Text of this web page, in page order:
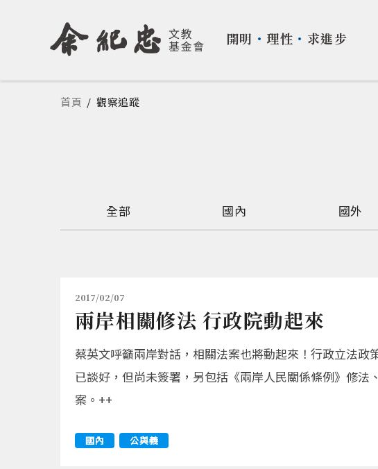
開明 ・ 理性 ・ 求進步
您在這裡
首頁 / 觀察追蹤
全部 國內 國外
2017/02/07
兩岸相關修法 行政院動起來
蔡英文呼籲兩岸對話，相關法案也將動起來！行政立法
已談好，但尚未簽署，另包括《兩岸人民關係條例》修
案。++
國內 公與義